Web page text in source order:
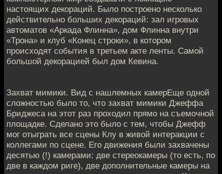
настоящих декораций. Было построено несколько
действительно больших декораций: зал игровых
автоматов «Аркада Флинна», дом Флинна внутри
«Трона» и клуб «Конец строки», в котором
происходят события в третьем акте ленты. Самой
большой декорацией был дом Кевина.
Захват мимики. Вид с нашлемных камерЕще одной
сложностью было то, что захват мимики Джеффа
Бриджеса на этот раз проходил прямо на съемочной
площадке. Сделано это было с тем, чтобы Джефф
мог отыграть все сцены Клу в живой интеракции с
коллегами по сцене. Его движения были захвачены
десятью (!) камерами: две стереокамеры (то есть, по
две в каждом риге), две дополнительные камеры на